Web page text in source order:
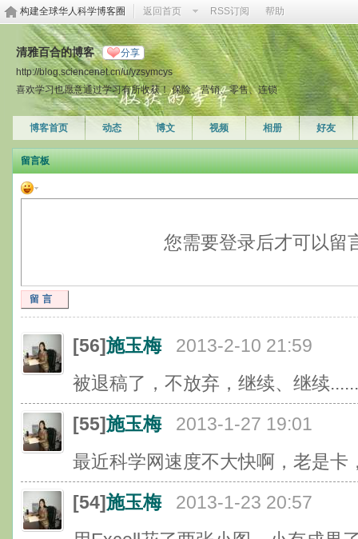
构建全球华人科学博客圈 返回首页 RSS订阅 帮助
清雅百合的博客 分享
http://blog.sciencenet.cn/u/yzsymcys
喜欢学习也愿意通过学习有所收获！ 保险、营销、零售、连锁
博客首页 动态 博文 视频 相册 好友
留言板
您需要登录后才可以留
留言
[56]施玉梅
2013-2-10 21:59
被退稿了，不放弃，继续、继续
[55]施玉梅
2013-1-27 19:01
最近科学网速度不大快啊，老是卡
[54]施玉梅
2013-1-23 20:57